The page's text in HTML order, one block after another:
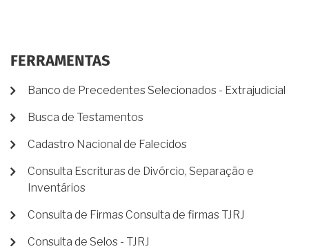
FERRAMENTAS
Banco de Precedentes Selecionados - Extrajudicial
Busca de Testamentos
Cadastro Nacional de Falecidos
Consulta Escrituras de Divórcio, Separação e
Inventários
Consulta de Firmas Consulta de firmas TJRJ
Consulta de Selos - TJRJ